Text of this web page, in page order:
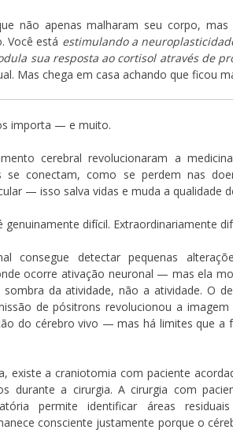
não apenas malharam seu corpo,
Você está estimulando a
sua resposta ao cortisol através de
Mas chega em casa achando que ficou
importa — e muito.
cerebral revolucionaram a
se conectam, como se perdem nas
— isso salva vidas e muda a qualidade
difícil. Extraordinariamente
consegue detectar pequenas
ocorre ativação neuronal — mas ela
da atividade, não a atividade. O
de pósitrons revolucionou a imagem
do cérebro vivo — mas há limites que a
existe a craniotomia com paciente
durante a cirurgia. A cirurgia com
permite identificar áreas
consciente justamente porque o